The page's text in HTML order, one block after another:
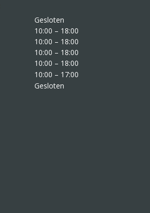
Gesloten
10:00 – 18:00
10:00 – 18:00
10:00 – 18:00
10:00 – 18:00
10:00 – 17:00
Gesloten